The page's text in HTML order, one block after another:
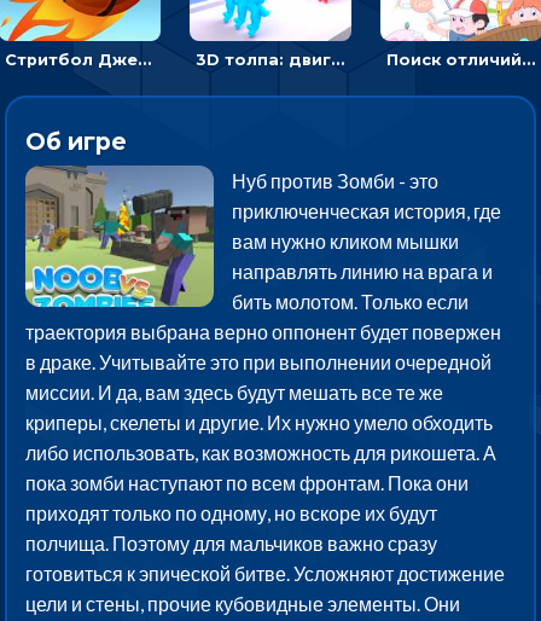
Стритбол Джем - спортивный бросок мяча в кольцо 3D толпа: двигаться и собирать цветных человечков Поиск отличий на картинках с детьми - головоломка
Об игре
Нуб против Зомби - это
приключенческая история, где
вам нужно кликом мышки
направлять линию на врага и
бить молотом. Только если
траектория выбрана верно оппонент будет повержен
в драке. Учитывайте это при выполнении очередной
миссии. И да, вам здесь будут мешать все те же
криперы, скелеты и другие. Их нужно умело обходить
либо использовать, как возможность для рикошета. А
пока зомби наступают по всем фронтам. Пока они
приходят только по одному, но вскоре их будут
полчища. Поэтому для мальчиков важно сразу
готовиться к эпической битве. Усложняют достижение
цели и стены, прочие кубовидные элементы. Они